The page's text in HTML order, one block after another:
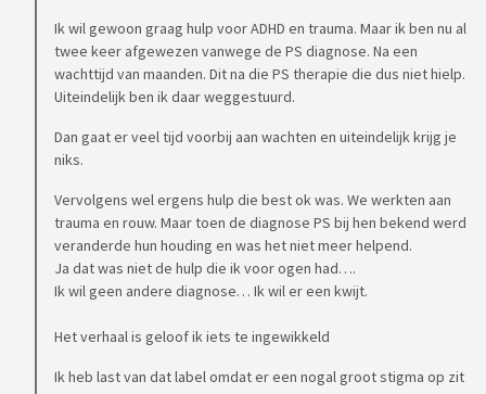
Ik wil gewoon graag hulp voor ADHD en trauma. Maar ik ben nu al
twee keer afgewezen vanwege de PS diagnose. Na een
wachttijd van maanden. Dit na die PS therapie die dus niet hielp.
Uiteindelijk ben ik daar weggestuurd.
Dan gaat er veel tijd voorbij aan wachten en uiteindelijk krijg je
niks.
Vervolgens wel ergens hulp die best ok was. We werkten aan
trauma en rouw. Maar toen de diagnose PS bij hen bekend werd
veranderde hun houding en was het niet meer helpend.
Ja dat was niet de hulp die ik voor ogen had….
Ik wil geen andere diagnose… Ik wil er een kwijt.
Het verhaal is geloof ik iets te ingewikkeld
Ik heb last van dat label omdat er een nogal groot stigma op zit